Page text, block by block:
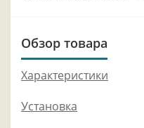
Обзор товара
Характеристики
Установка